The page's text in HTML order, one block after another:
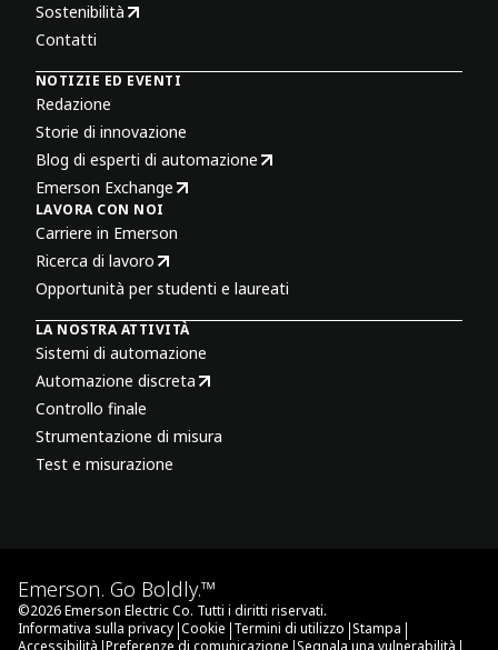
Sostenibilità
Contatti
NOTIZIE ED EVENTI
Redazione
Storie di innovazione
Blog di esperti di automazione
Emerson Exchange
LAVORA CON NOI
Carriere in Emerson
Ricerca di lavoro
Opportunità per studenti e laureati
LA NOSTRA ATTIVITÀ
Sistemi di automazione
Automazione discreta
Controllo finale
Strumentazione di misura
Test e misurazione
Emerson. Go Boldly.™
©2026Emerson Electric Co. Tutti i diritti riservati.
Informativa sulla privacy |Cookie |Termini di utilizzo |Stampa |
Accessibilità Preferenze di comunicazione Segnala una vulnerabilità